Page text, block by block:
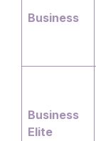
Business
Business
Elite